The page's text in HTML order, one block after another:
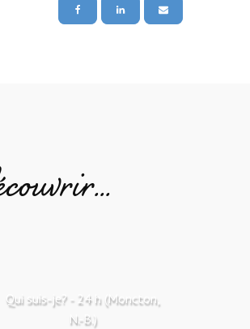
Qui suis-je? - 24 h (Moncton,
N.-B.)